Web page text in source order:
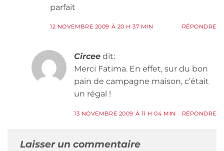
parfait
12 NOVEMBRE 2009 À 20 H 37 MIN RÉPONDRE
Circee dit:
Merci Fatima. En effet, sur du bon
pain de campagne maison, c’était
un régal !
13 NOVEMBRE 2009 À 11 H 04 MIN RÉPONDRE
Laisser un commentaire